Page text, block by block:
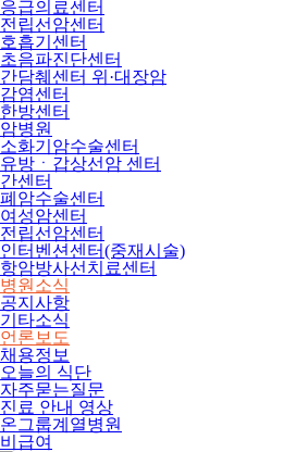
응급의료센터
전립선암센터
호흡기센터
초음파진단센터
간담췌센터 위·대장암
감염센터
한방센터
암병원
소화기암수술센터
유방ㆍ갑상선암 센터
간센터
폐암수술센터
여성암센터
전립선암센터
인터벤션센터(중재시술)
항암방사선치료센터
병원소식
공지사항
기타소식
언론보도
채용정보
오늘의 식단
자주묻는질문
진료 안내 영상
온그룹계열병원
비급여